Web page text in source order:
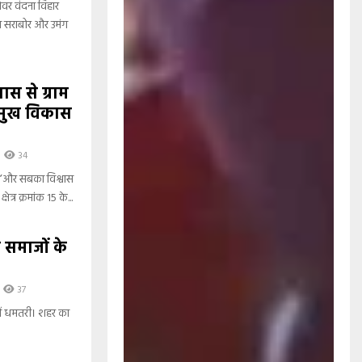
वंदना विहार
सराबोर और उमंग
से ग्राम
विकास
34
सबका विश्वास
क्रमांक 15 के...
समाजों के
37
धमतरी। शहर का